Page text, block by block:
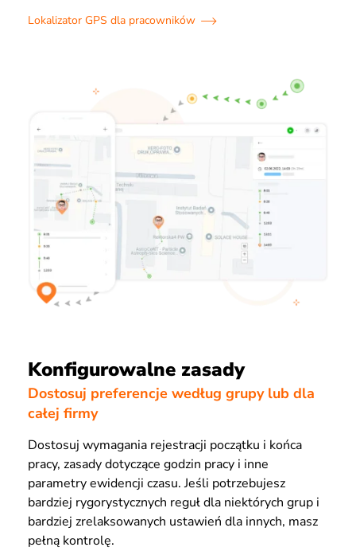
Lokalizator GPS dla pracowników
Konfigurowalne zasady
Dostosuj preferencje według grupy lub dla
całej firmy
Dostosuj wymagania rejestracji początku i końca
pracy, zasady dotyczące godzin pracy i inne
parametry ewidencji czasu. Jeśli potrzebujesz
bardziej rygorystycznych reguł dla niektórych grup i
bardziej zrelaksowanych ustawień dla innych, masz
pełną kontrolę.